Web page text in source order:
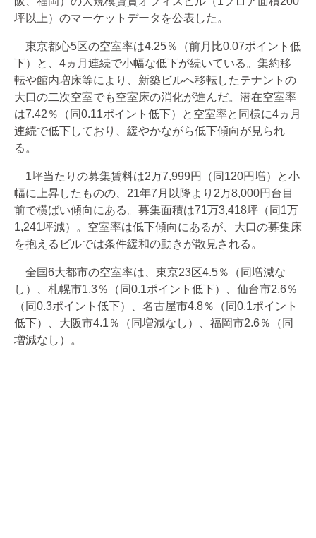
坪以上）のマーケットデータを公表した。
東京都心5区の空室率は4.25％（前月比0.07ポイント低
下）と、4ヵ月連続で小幅な低下が続いている。集約移
転や館内増床等により、新築ビルへ移転したテナントの
大口の二次空室でも空室床の消化が進んだ。潜在空室率
は7.42％（同0.11ポイント低下）と空室率と同様に4ヵ月
連続で低下しており、緩やかながら低下傾向が見られ
る。
1坪当たりの募集賃料は2万7,999円（同120円増）と小
幅に上昇したものの、21年7月以降より2万8,000円台目
前で横ばい傾向にある。募集面積は71万3,418坪（同1万
1,241坪減）。空室率は低下傾向にあるが、大口の募集床
を抱えるビルでは条件緩和の動きが散見される。
全国6大都市の空室率は、東京23区4.5％（同増減な
し）、札幌市1.3％（同0.1ポイント低下）、仙台市2.6％
（同0.3ポイント低下）、名古屋市4.8％（同0.1ポイント
低下）、大阪市4.1％（同増減なし）、福岡市2.6％（同
増減なし）。